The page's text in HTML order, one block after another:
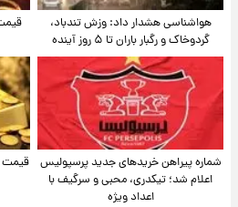
هواشناسی هشدار داد: وزش تندباد،
گردوخاک و رگبار باران تا ۵ روز آینده
شماره پیراهن خریدهای جدید پرسپولیس
اعلام شد؛ تیکدری، محبی و سرگیف با
اعداد ویژه